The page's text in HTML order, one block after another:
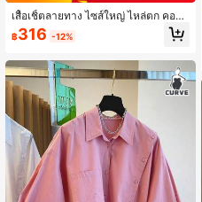
เสื้อเชิ้ตลายทาง ไซส์ใหญ่ ไหล่ตก คอตั้ง
กระดุมหน้า ผ้าทอ ความยาวปกติ เหมา
ะสำหรับใส่ประจำวัน
฿316 -12%